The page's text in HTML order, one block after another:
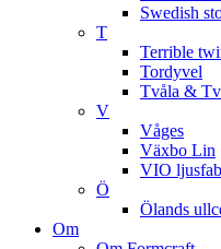
Swedish
T
Terrible
Tordyvel
Tvåla &
V
Våges
Växbo Lin
VIO
Ö
Ölands
Om